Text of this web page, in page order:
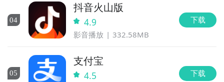
04
抖音火山版
4.9
影音播放 332.58MB
下载
05
支付宝
4.5 下载